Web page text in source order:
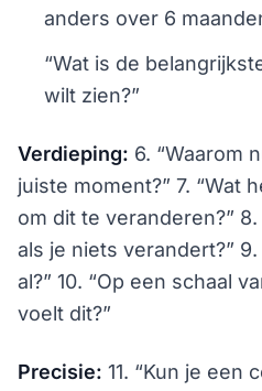
anders over 6
“Wat is de
wilt zien?”
Verdieping: 6. “Waarom
juiste moment?” 7. “Wat
om dit te veranderen?”
als je niets verandert?”
al?” 10. “Op een schaal
voelt dit?”
Precisie: 11. “Kun je een